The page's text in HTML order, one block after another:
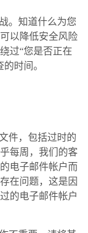
。知道什么为您
以降低安全风险
过“您是否正在
时间。
件，包括过时的
每周，我们的客
电子邮件帐户而
在问题，这是因
的电子邮件帐户